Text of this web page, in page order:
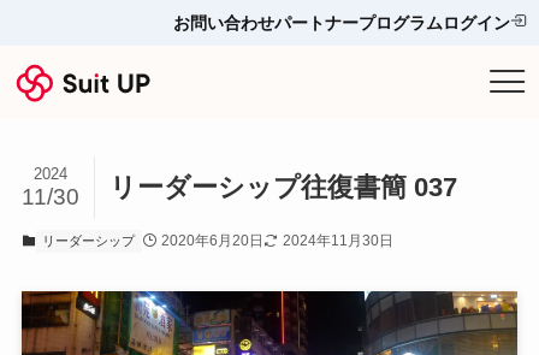
プランと料金
他ツールとの比較＆選び方
導入事例
お問い合わせパートナープログラムログイン
リーダーシップ往復書簡 037
2024
11/30
リーダーシップ 2020年6月20日 2024年11月30日